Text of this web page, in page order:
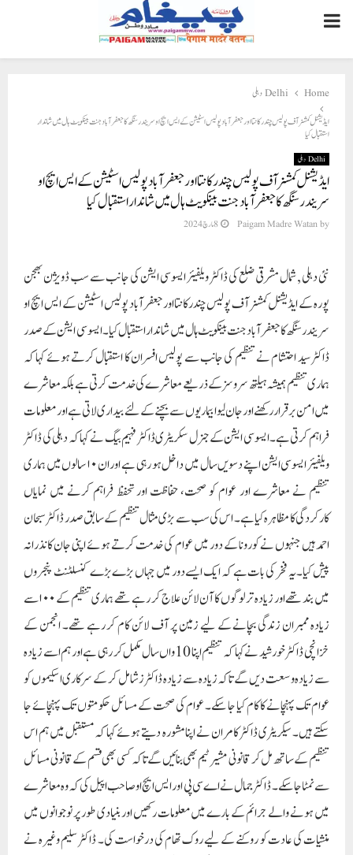
PRIMARY
MENU
Home
Delhi دہلی
ایڈیشنل کمشنر آف پولیس چندرکانتا اور جعفرآباد پولیس اسٹیشن کے ایس ایچ او سریندر سنگھ کا جعفرآباد جنت بینکویٹ ہال میں شاندار
استقبال کیا
Delhi دہلی
ایڈیشنل کمشنر آف پولیس چندرکانتا اور جعفرآباد پولیس اسٹیشن کے ایس ایچ او
سریندر سنگھ کا جعفرآباد جنت بینکویٹ ہال میں شاندار استقبال کیا
by
Paigam Madre Watan 8 مارچ 2024
نئی دہلی , شمال مشرقی ضلع کی ڈاکٹر ویلفیئر ایسوسی ایشن کی جا نب سے سب ڈویژن بھجن
پورہ کے ایڈیشنل کمشنر آف پولیس چندرکانتا اور جعفرآباد پولیس اسٹیشن کے ایس ایچ او
سریندر سنگھ کا جعفرآباد جنت بینکویٹ ہال میں شاندار استقبال کیا۔ ایسوسی ایشن کے صدر
ڈاکٹر سید احتشام نے تنظیم کی جانب سے پولیس افسران کا استقبال کرتے ہوئے کہا کہ
ہماری تنظیم ہمیشہ ہیلتھ سروسز کے ذریعے معاشرے کی خدمت کرتی ہے بلکہ معاشرے
میں امن برقرار رکھنے اور جان لیوا بیماریوں سے بچنے کے لئے بیداری لاتی ہے اورمعلومات
فراہم کرتی ہے۔ایسوسی ایشن کے جنرل سکریٹری ڈاکٹر فہیم بیگ نے کہا کہ دہلی کی ڈاکٹر
ویلفیئر ایسوسی ایشن اپنے دسویں سال میں داخل ہو رہی ہے اور ان ۱۰ سالوں میں ہماری
تنظیم نے معاشرے اور عوام کو صحت، حفاظت اور تحفظ فراہم کرنے میں نمایاں
کارکردگی کا مظاہرہ کیا ہے۔ اس کی سب سے بڑی مثال تنظیم کے سابق صدر ڈاکٹر سبحان
احمد ہیں جنہوں نے کورونا کے دور میں عوام کی خدمت کرتے ہوئے اپنی جان کا نذرانہ
پیش کیا۔ یہ فخر کی بات ہے کہ ایک ایسے دور میں جہاں بڑے بڑے کنسلٹنٹ پنجروں
میں بند تھے اور زیادہ تر لوگوں کا آن لائن علاج کر رہے تھے ہماری تنظیم کے ۱۰۰سے
زیادہ ممبران زندگی بچانے کے لیے زمین پر آف لائن کام کر رہے تھے۔ انجمن کے
خزانچی ڈاکٹر خورشید نے کہا کہ تنظیم اپنا 10واں سال مکمل کر رہی ہے اور ہم اسے زیادہ
سے زیادہ وسعت دیں گے تاکہ زیادہ سے زیادہ ڈاکٹرز شامل کر کے سرکاری ا سکیموں کو
عوام تک پہنچانے کا کام کیا جا سکے۔ عوام کی صحت کے مسائل حکومتوں تک پہنچائے جا
سکتے ہیں۔ سیکریٹری ڈاکٹر کامران نے اپنا مشورہ دیتے ہوئے کہا کہ مستقبل میں ہم اس
تنظیم کے ساتھ مل کر قانونی مشیر ٹیم بھی بنائیں گے تاکہ کسی بھی قسم کے قانونی مسائل
سے نمٹا جا سکے۔ ڈاکٹر جمال نے اے سی پی اور ایس ایچ او صاحب اپیل کی کہ وہ معاشرے
میں ہونے والے جرائم کے بارے میں معلومات رکھیں اور بنیادی طور پر نوجوانوں میں
منشیات کی عادت کو روکنے کے لیے روک تھام کی درخواست کی۔ ڈاکٹر سلیم وغیرہ نے